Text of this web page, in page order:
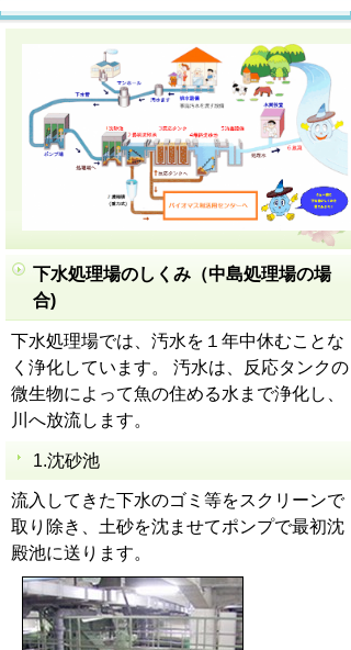
下水処理場のしくみ（中島処理場の場
合)
下水処理場では、汚水を１年中休むことな
く浄化しています。 汚水は、反応タンクの
微生物によって魚の住める水まで浄化し、
川へ放流します。
1.沈砂池
流入してきた下水のゴミ等をスクリーンで
取り除き、土砂を沈ませてポンプで最初沈
殿池に送ります。